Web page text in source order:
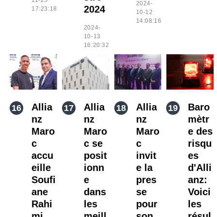
17:23:18
2024
2024-
10-13
16:20:32
2024-
10-12
14:08:16
Allia
nz
Maro
c
accu
eille
Soufi
ane
Rahi
Allia
nz
Maro
c se
posit
ionn
e
dans
les
Allia
nz
Maro
c
invit
e la
pres
se
pour
Baro
mètr
e des
risqu
es
d'Alli
anz:
Voici
les